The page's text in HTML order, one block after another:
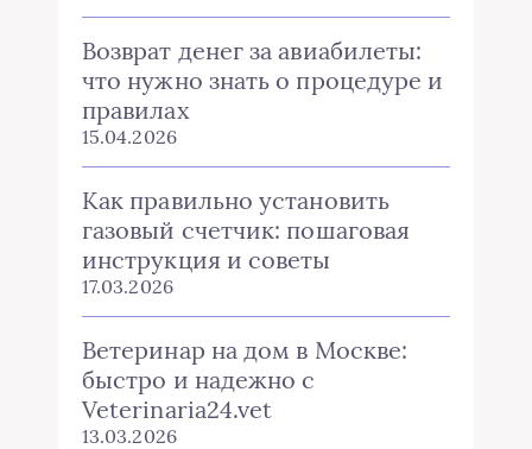
Возврат денег за авиабилеты:
что нужно знать о процедуре и
правилах
15.04.2026
Как правильно установить
газовый счетчик: пошаговая
инструкция и советы
17.03.2026
Ветеринар на дом в Москве:
быстро и надежно с
Veterinaria24.vet
13.03.2026